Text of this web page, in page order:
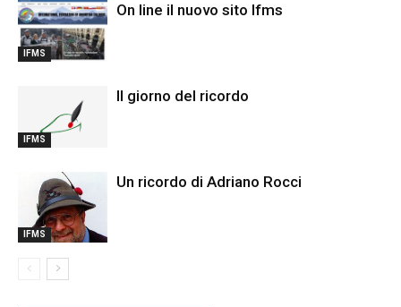
IFMS
On line il nuovo sito Ifms
IFMS
Il giorno del ricordo
IFMS
Un ricordo di Adriano Rocci